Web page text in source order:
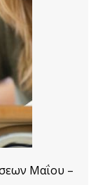
Μαΐου –